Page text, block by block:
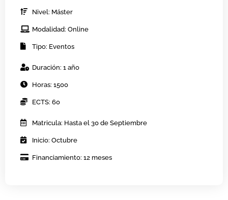
Nivel: Máster
Modalidad: Online
Tipo: Eventos
Duración: 1 año
Horas: 1500
ECTS: 60
Matricula: Hasta el 30 de Septiembre
Inicio: Octubre
Financiamiento: 12 meses